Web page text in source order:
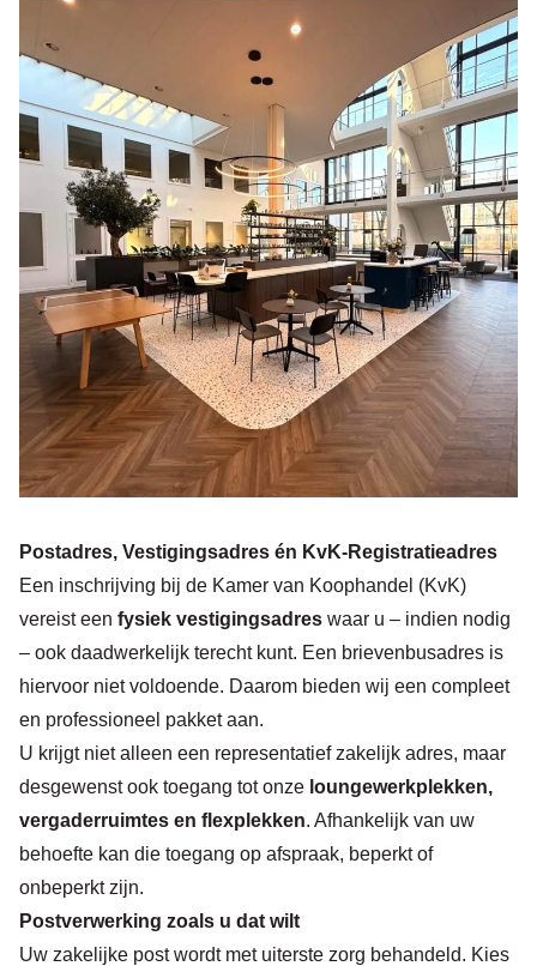
Postadres, Vestigingsadres én KvK-Registratieadres
Een inschrijving bij de Kamer van Koophandel (KvK)
vereist een fysiek vestigingsadres waar u – indien nodig
– ook daadwerkelijk terecht kunt. Een brievenbusadres is
hiervoor niet voldoende. Daarom bieden wij een compleet
en professioneel pakket aan.
U krijgt niet alleen een representatief zakelijk adres, maar
desgewenst ook toegang tot onze loungewerkplekken,
vergaderruimtes en flexplekken. Afhankelijk van uw
behoefte kan die toegang op afspraak, beperkt of
onbeperkt zijn.
Postverwerking zoals u dat wilt
Uw zakelijke post wordt met uiterste zorg behandeld. Kies